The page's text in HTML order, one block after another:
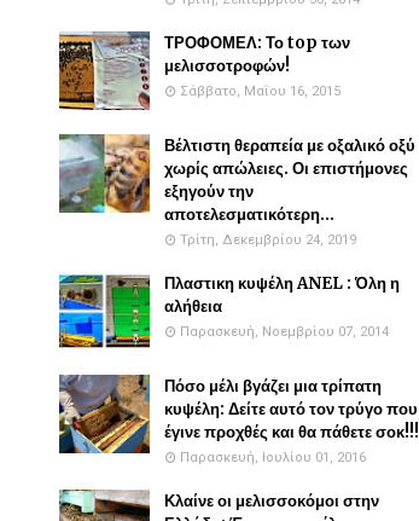
ΤΡΟΦΟΜΕΛ: Το top των
μελισσοτροφών!
Σάββατο, Μαΐου 16, 2015
Βέλτιστη θεραπεία με οξαλικό οξύ
χωρίς απώλειες. Οι επιστήμονες
εξηγούν την
αποτελεσματικότερη...
Τρίτη, Δεκεμβρίου 24, 2019
Πλαστικη κυψέλη ANEL : Όλη η
αλήθεια
Παρασκευή, Νοεμβρίου 07, 2014
Πόσο μέλι βγάζει μια τρίπατη
κυψέλη: Δείτε αυτό τον τρύγο που
έγινε προχθές και θα πάθετε σοκ!!!
Παρασκευή, Ιουλίου 01, 2016
Κλαίνε οι μελισσοκόμοι στην